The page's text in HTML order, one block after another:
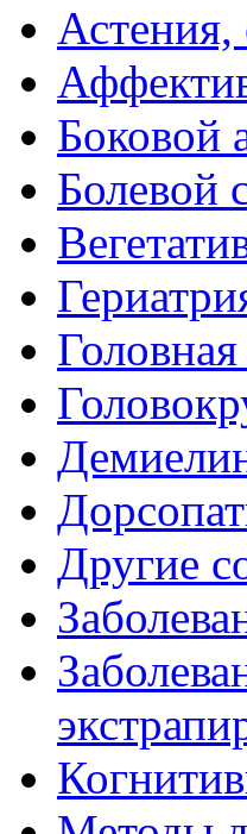
Астения,
Боковой
Болевой
Другие